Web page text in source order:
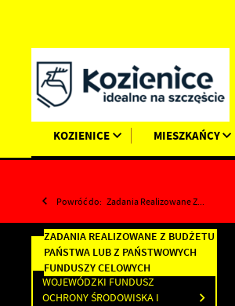
KOZIENICE MIESZKAŃCY
Powróć do: Zadania Realizowane Z...
ZADANIA REALIZOWANE Z BUDŻETU
PAŃSTWA LUB Z PAŃSTWOWYCH
FUNDUSZY CELOWYCH
WOJEWÓDZKI FUNDUSZ
OCHRONY ŚRODOWISKA I